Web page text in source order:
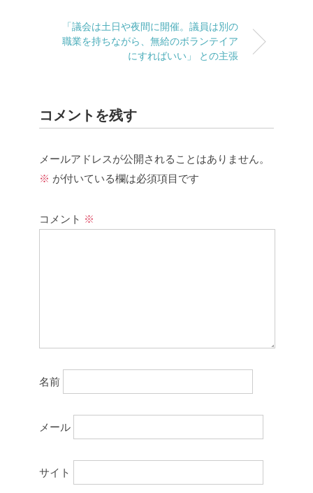
「議会は土日や夜間に開催。議員は別の
職業を持ちながら、無給のボランテイア
にすればいい」 との主張
コメントを残す
メールアドレスが公開されることはありません。
※ が付いている欄は必須項目です
コメント ※
名前
メール
サイト